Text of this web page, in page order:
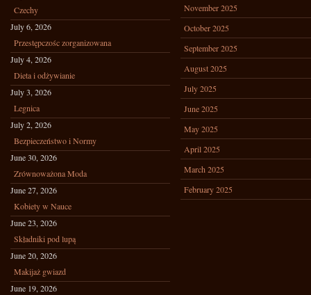
Czechy
July 6, 2026
Przestępczośc zorganizowana
July 4, 2026
Dieta i odżywianie
July 3, 2026
Legnica
July 2, 2026
Bezpieczeństwo i Normy
June 30, 2026
Zrównoważona Moda
June 27, 2026
Kobiety w Nauce
June 23, 2026
Składniki pod lupą
June 20, 2026
Makijaż gwiazd
June 19, 2026
November 2025
October 2025
September 2025
August 2025
July 2025
June 2025
May 2025
April 2025
March 2025
February 2025